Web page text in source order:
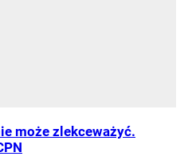
może zlekceważyć.